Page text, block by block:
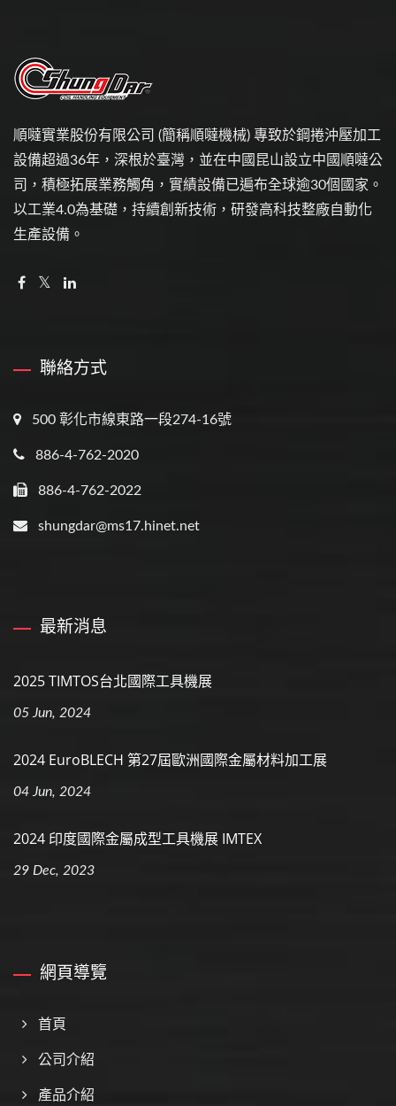
順噠實業股份有限公司 (簡稱順噠機械) 專致於鋼捲沖壓加工
設備超過36年，深根於臺灣，並在中國昆山設立中國順噠公
司，積極拓展業務觸角，實績設備已遍布全球逾30個國家。
以工業4.0為基礎，持續創新技術，研發高科技整廠自動化
生產設備。
聯絡方式
500 彰化市線東路一段274-16號
886-4-762-2020
886-4-762-2022
shungdar@ms17.hinet.net
最新消息
2025 TIMTOS台北國際工具機展
05 Jun, 2024
2024 EuroBLECH 第27屆歐洲國際金屬材料加工展
04 Jun, 2024
2024 印度國際金屬成型工具機展 IMTEX
29 Dec, 2023
網頁導覽
首頁
公司介紹
產品介紹